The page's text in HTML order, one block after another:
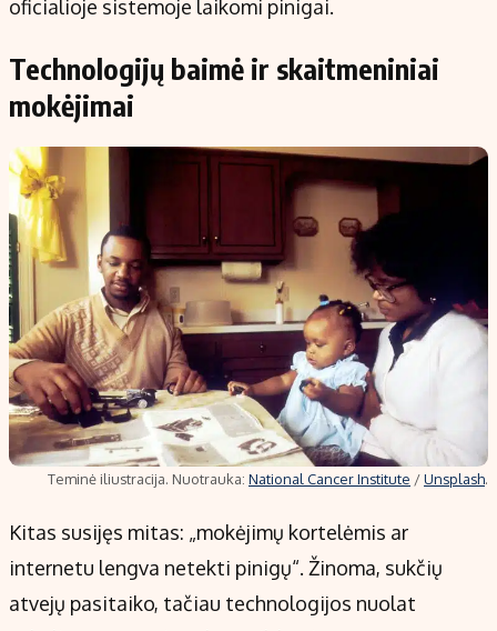
oficialioje sistemoje laikomi pinigai.
Technologijų baimė ir skaitmeniniai
mokėjimai
Teminė iliustracija. Nuotrauka: National Cancer Institute /Unsplash.
Kitas susijęs mitas: „mokėjimų kortelėmis ar
internetu lengva netekti pinigų“. Žinoma, sukčių
atvejų pasitaiko, tačiau technologijos nuolat